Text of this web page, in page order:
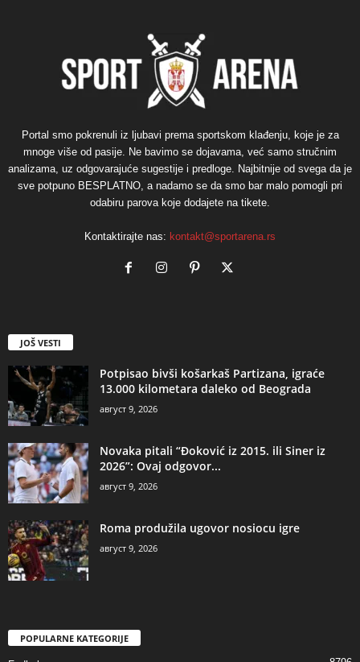
Portal smo pokrenuli iz ljubavi prema sportskom klađenju, koje je za
mnoge više od pasije. Ne bavimo se dojavama, već samo stručnim
analizama, uz odgovarajuće sugestije i predloge. Najbitnije od svega da je
sve potpuno BESPLATNO, a nadamo se da smo bar malo pomogli pri
odabiru parova koje dodajete na tikete.
Kontaktirajte nas: kontakt@sportarena.rs
JOŠ VESTI
Potpisao bivši košarkaš Partizana, igraće
13.000 kilometara daleko od Beograda
август 9, 2026
Novaka pitali “Đoković iz 2015. ili Siner iz
2026”: Ovaj odgovor...
август 9, 2026
Roma produžila ugovor nosiocu igre
август 9, 2026
POPULARNE KATEGORIJE